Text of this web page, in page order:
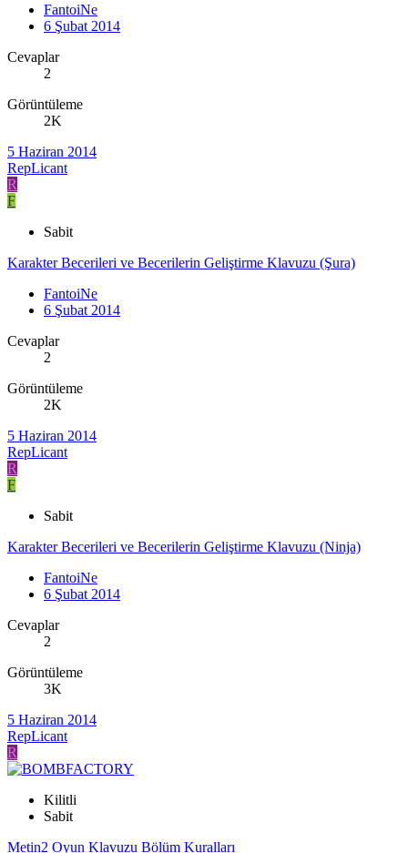
FantoiNe
6 Şubat 2014
Cevaplar
2
Görüntüleme
2K
5 Haziran 2014
RepLicant
R
F
Sabit
Karakter Becerileri ve Becerilerin Geliştirme Klavuzu (Şura)
FantoiNe
6 Şubat 2014
Cevaplar
2
Görüntüleme
2K
5 Haziran 2014
RepLicant
R
F
Sabit
Karakter Becerileri ve Becerilerin Geliştirme Klavuzu (Ninja)
FantoiNe
6 Şubat 2014
Cevaplar
2
Görüntüleme
3K
5 Haziran 2014
RepLicant
R
Kilitli
Sabit
Metin2 Oyun Klavuzu Bölüm Kuralları